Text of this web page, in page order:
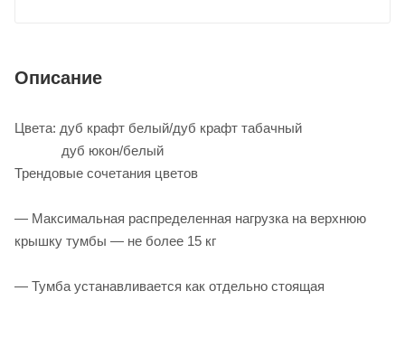
Описание
Цвета: дуб крафт белый/дуб крафт табачный
дуб юкон/белый
Трендовые сочетания цветов
— Максимальная распределенная нагрузка на верхнюю
крышку тумбы — не более 15 кг
— Тумба устанавливается как отдельно стоящая